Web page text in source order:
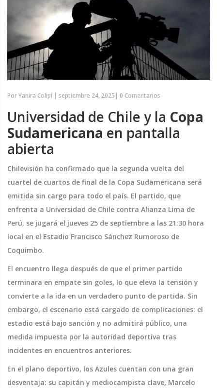
PorYanira Colipi | septiembre 24, 2025| 0 Comentarios
Universidad de Chile y la Copa
Sudamericana en pantalla
abierta
Chilevisión ha confirmado que la segunda vuelta del
cuartel de cuartos de final de la Copa Sudamericana será
emitida sin cargo para todo el país. El partido, que
enfrenta a Universidad de Chile contra Alianza Lima de
Perú, se jugará el jueves 25 de septiembre a las 21:30 hora
local en el Estadio Francisco Sánchez Rumoroso de
Coquimbo.
El encuentro llega después de que el primer partido
terminara en empate sin goles, lo que eleva la tensión y
convierte a la ida en un verdadero punto de partida. Sin
embargo, el escenario está cargado de complicaciones: el
estadio está bajo sanción y no admitirá público, una
medida impuesta por la autoridad deportiva tras
incidentes en encuentros anteriores.
En el plano deportivo, los Azules cuentan con una gran
desventaja: su capitán y mediocampista clave, Marcelo